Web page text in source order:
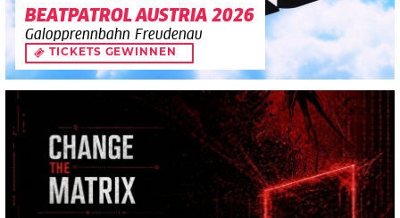
BEATPATROL AUSTRIA 2026
Galopprennbahn Freudenau
TICKETS GEWINNEN